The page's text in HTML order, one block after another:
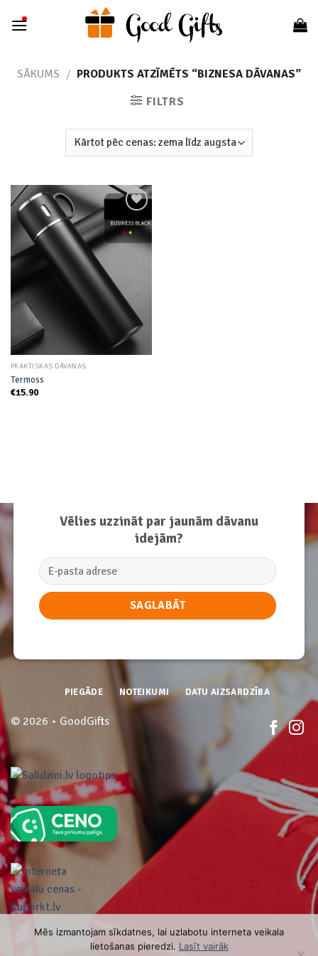
SĀKUMS / PRODUKTS ATZĪMĒTS “BIZNESA DĀVANAS”
FILTRS
Add to
PRAKTISKAS DĀVANAS
Termoss
€15.90
Vēlies uzzināt par jaunām dāvanu
idejām?
© 2026 • GoodGifts
PIEGĀDE NOTEIKUMI DATU AIZSARDZĪBA
Mēs izmantojam sīkdatnes, lai uzlabotu interneta veikala
lietošanas pieredzi. Lasīt vairāk